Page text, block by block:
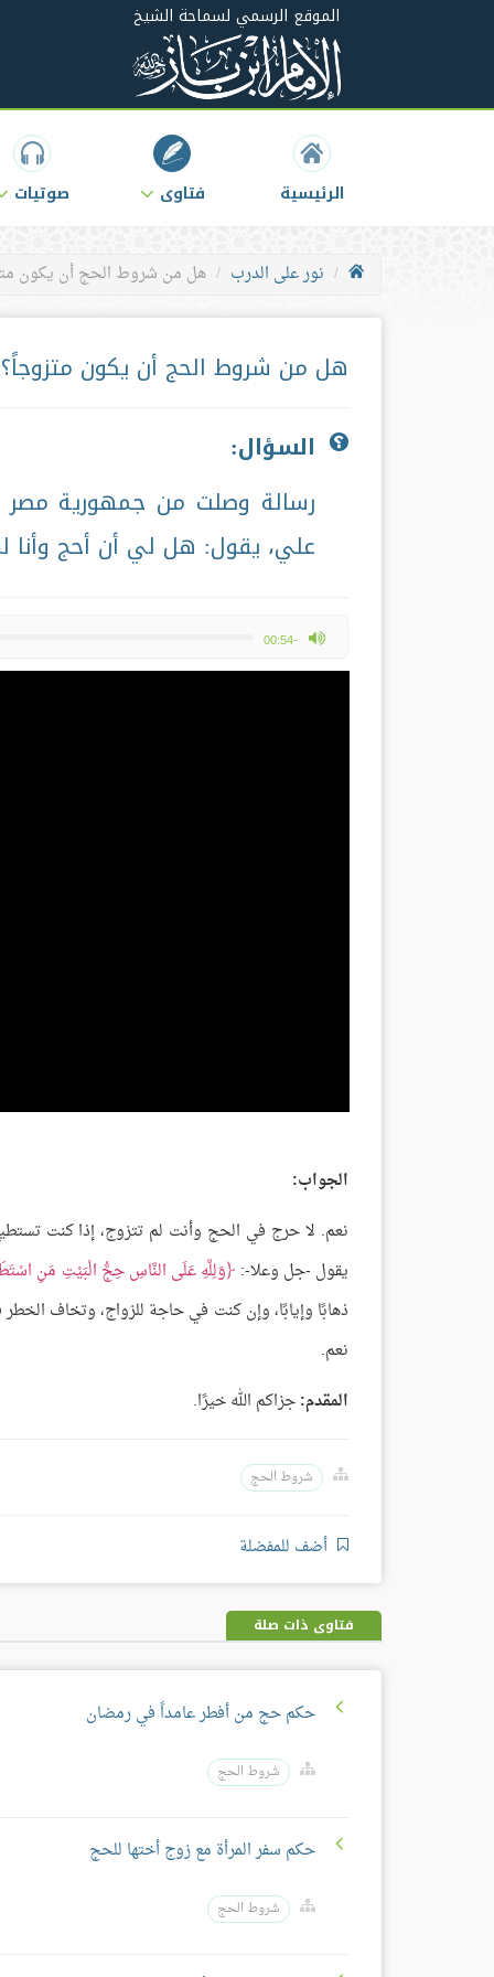
الموقع الرسمي لسماحة الشيخ
الرئيسية فتاوى صوتيات
نور على الدرب هل من شروط الحج أن يكون
هل من شروط الحج أن يكون متزوجاً؟
السؤال:
رسالة وصلت من جمهورية مصر
علي، يقول: هل لي أن أحج وأنا
-00:54
max volume
الجواب:
نعم. لا حرج في الحج وأنت لم تتزوج، إذا كنت
يقول -جل وعلا-: وَلِلَّهِ عَلَى النَّاسِ حِجُّ الْبَيْتِ مَنِ
ذهابًا وإيابًا، وإن كنت في حاجة للزواج، وتخاف الخطر
نعم.
المقدم:جزاكم الله خيرًا.
شروط الحج
أضف للمفضلة
فتاوى ذات صلة
حكم حج من أفطر عامداً في رمضان
شروط الحج
حكم سفر المرأة مع زوج أختها للحج
شروط الحج